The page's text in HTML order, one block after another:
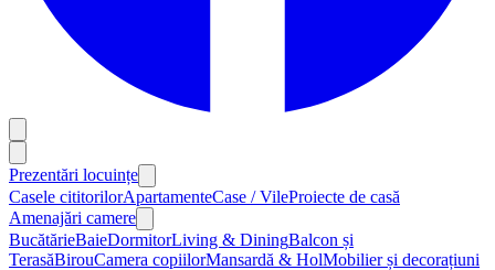
Prezentări locuințe
Casele cititorilorApartamenteCase / VileProiecte de casă
Amenajări camere
BucătărieBaieDormitorLiving & DiningBalcon și
TerasăBirouCamera copiilorMansardă & HolMobilier și decorațiuni